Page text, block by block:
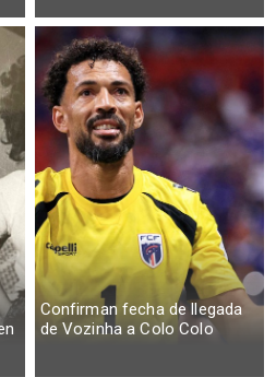
Confirman fecha de llegada
de Vozinha a Colo Colo